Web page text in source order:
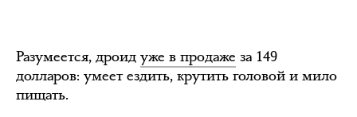
Разумеется, дроид уже в продаже за 149
долларов: умеет ездить, крутить головой и мило
пищать.